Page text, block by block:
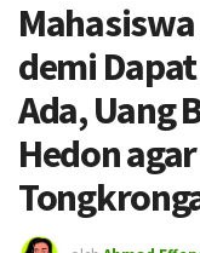
demi
Ada, Uang
Hedon